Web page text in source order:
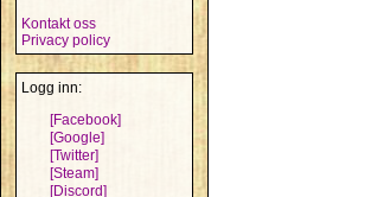
Kontakt oss
Privacy policy
Logg inn:
[Facebook]
[Google]
[Twitter]
[Steam]
[Discord]